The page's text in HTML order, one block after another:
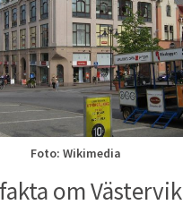
Foto: Wikimedia
om Västervik